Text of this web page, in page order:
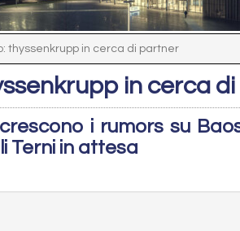
thyssenkrupp in cerca di partner
in cerca
i rumors su
Terni in attesa